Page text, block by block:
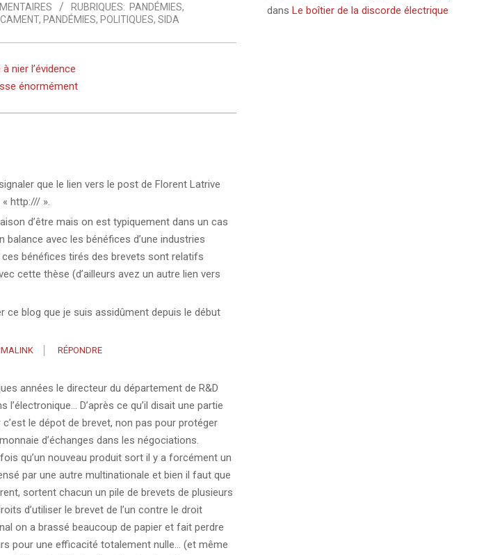
RUBRIQUES: PANDÉMIES,
, PANDÉMIES, POLITIQUES, SIDA
nier l’évidence
énormément
que le lien vers le post de Florent Latrive
http:/// ».
d’être mais on est typiquement dans un cas
balance avec les bénéfices d’une industries
ces bénéfices tirés des brevets sont relatifs
cette thèse (d’ailleurs avez un autre lien vers
ce blog que je suis assidûment depuis le début
RÉPONDRE
années le directeur du département de R&D
l’électronique… D’après ce qu’il disait une partie
le dépot de brevet, non pas pour protéger
d’échanges dans les négociations.
qu’un nouveau produit sort il y a forcément un
par une autre multinationale et bien il faut que
sortent chacun un pile de brevets de plusieurs
d’utiliser le brevet de l’un contre le droit
on a brassé beaucoup de papier et fait perdre
pour une efficacité totalement nulle… (et même
dans Le boîtier de la discorde électrique